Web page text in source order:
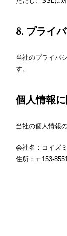
8. プライ
当社のプライバ
す。
個人情報
当社の個人情報
会社名：コイズ
住所：〒153-